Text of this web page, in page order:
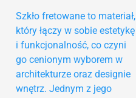
Szkło fretowane to materiał,
który łączy w sobie estetykę
i funkcjonalność, co czyni
go cenionym wyborem w
architekturze oraz designie
wnętrz. Jednym z jego